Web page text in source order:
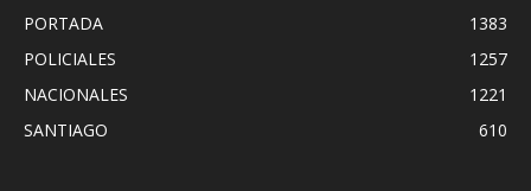
PORTADA
1383
POLICIALES
1257
NACIONALES
1221
SANTIAGO
610